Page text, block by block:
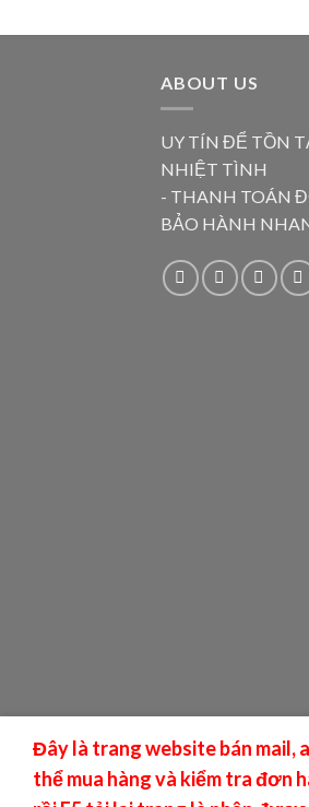
ABOUT US
UY TÍN ĐỂ TỒN
NHIỆT TÌNH
- THANH TOÁN
BẢO HÀNH
Đây là trang website bán mail,
thể mua hàng và kiểm tra đơn